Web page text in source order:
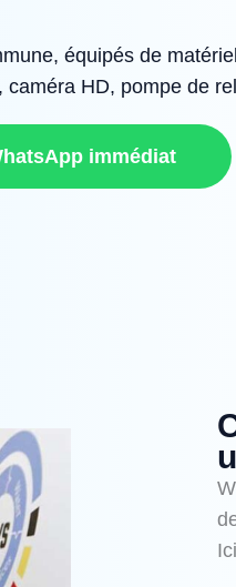
équipés de matériel
HD, pompe de
immédiat